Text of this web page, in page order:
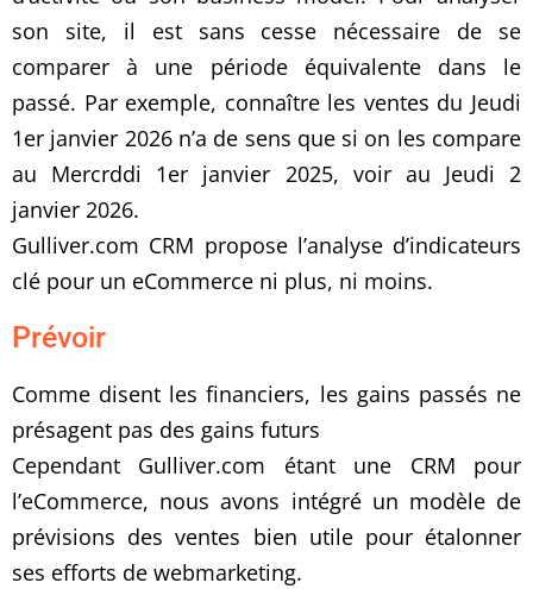
son site, il est sans cesse nécessaire de se
comparer à une période équivalente dans le
passé. Par exemple, connaître les ventes du Jeudi
1er janvier 2026 n’a de sens que si on les compare
au Mercrddi 1er janvier 2025, voir au Jeudi 2
janvier 2026.
Gulliver.com CRM propose l’analyse d’indicateurs
clé pour un eCommerce ni plus, ni moins.
Prévoir
Comme disent les financiers, les gains passés ne
présagent pas des gains futurs
Cependant Gulliver.com étant une CRM pour
l’eCommerce, nous avons intégré un modèle de
prévisions des ventes bien utile pour étalonner
ses efforts de webmarketing.